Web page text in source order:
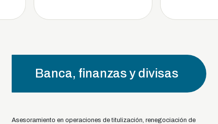
Banca, finanzas y divisas
Asesoramiento en operaciones de titulización, renegociación de